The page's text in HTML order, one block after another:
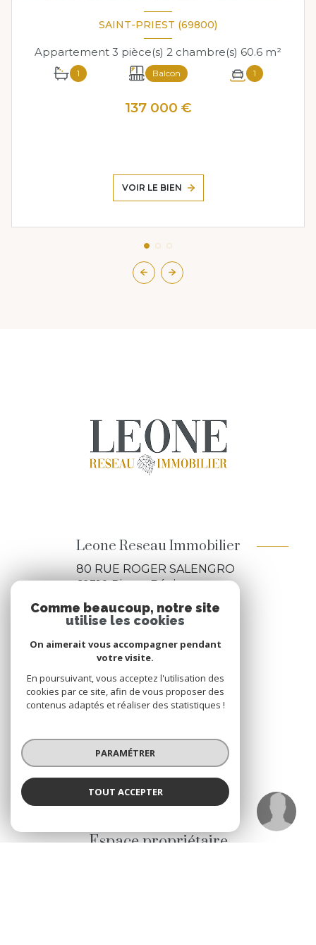
MAXIME PONS
SAINT-PRIEST (69800)
Appartement 3 pièce(s) 2 chambre(s) 60.6 m²
1 Balcon 1
137 000 €
VOIR LE BIEN
Leone Reseau Immobilier
80 RUE ROGER SALENGRO
69310Pierre-Bénite
04 84 88 89 89
NOS RÉSEAUX
Espace propriétaire
Comme beaucoup, notre site
utilise les cookies
On aimerait vous accompagner pendant
votre visite.
En poursuivant, vous acceptez l'utilisation des
cookies par ce site, afin de vous proposer des
contenus adaptés et réaliser des statistiques !
PARAMÉTRER
TOUT ACCEPTER